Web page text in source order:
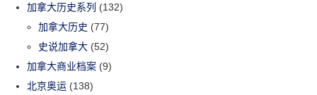
加拿大历史系列 (132)
加拿大历史 (77)
史说加拿大 (52)
加拿大商业档案 (9)
北京奥运 (138)